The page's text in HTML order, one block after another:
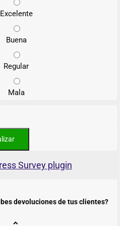
Excelente
Buena
Regular
Mala
Survey plugin
devoluciones de tus clientes?